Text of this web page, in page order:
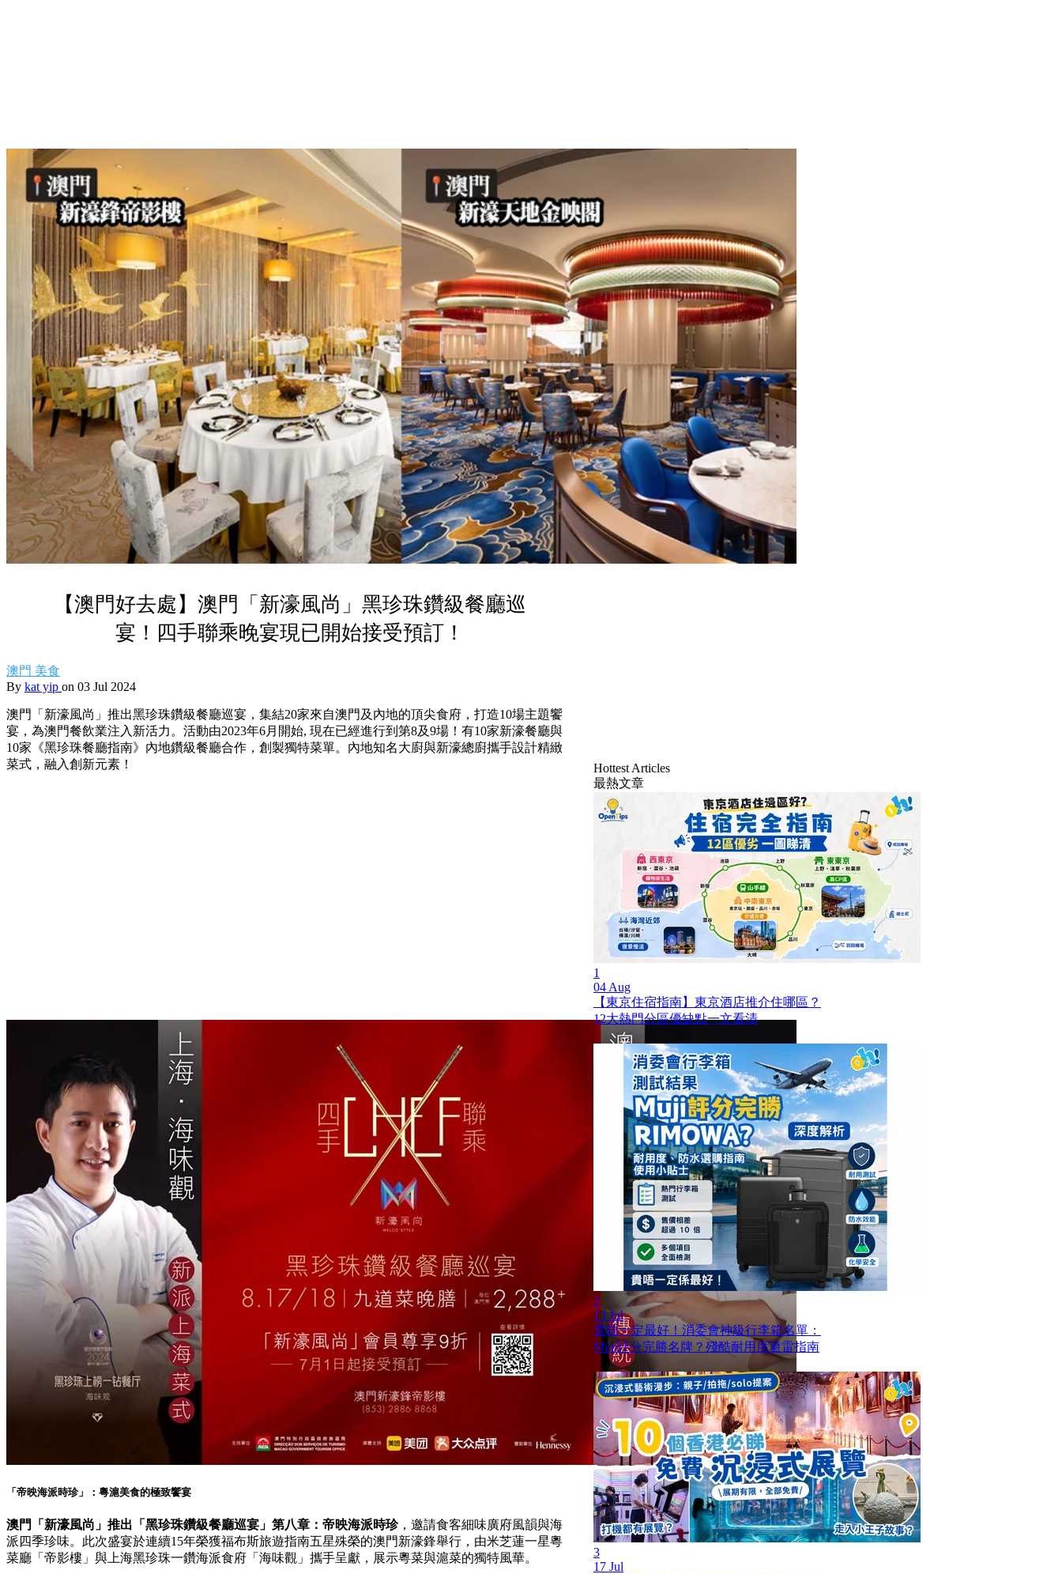
【澳門好去處】澳門「新濠風尚」黑珍珠鑽級餐廳巡
宴！四手聯乘晚宴現已開始接受預訂！
澳門 美食
By kat yip on 03 Jul 2024
澳門「新濠風尚」推出黑珍珠鑽級餐廳巡宴，集結20家來自澳門及內地的頂尖食府，打造10場主題饗
宴，為澳門餐飲業注入新活力。活動由2023年6月開始, 現在已經進行到第8及9場！有10家新濠餐廳與
10家《黑珍珠餐廳指南》內地鑽級餐廳合作，創製獨特菜單。內地知名大廚與新濠總廚攜手設計精緻
菜式，融入創新元素！
「帝映海派時珍」：粵滬美食的極致饗宴
澳門「新濠風尚」推出「黑珍珠鑽級餐廳巡宴」第八章：帝映海派時珍，邀請食客細味廣府風韻與海
派四季珍味。此次盛宴於連續15年榮獲福布斯旅遊指南五星殊榮的澳門新濠鋒舉行，由米芝蓮一星粵
菜廳「帝影樓」與上海黑珍珠一鑽海派食府「海味觀」攜手呈獻，展示粵菜與滬菜的獨特風華。
Hottest Articles
最熱文章
1
04 Aug
【東京住宿指南】東京酒店推介住哪區？
12大熱門分區優缺點一文看清
2
13 Jul
貴唔一定最好！消委會神級行李箱名單：
Muji評分完勝名牌？殘酷耐用度避雷指南
3
17 Jul